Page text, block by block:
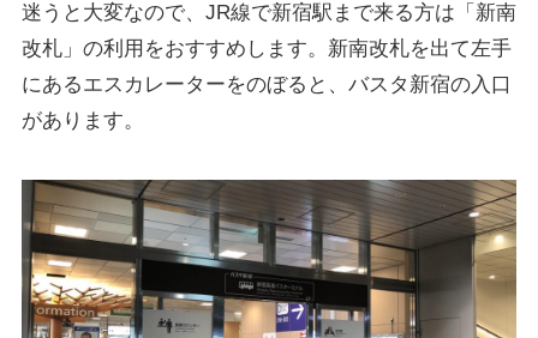
迷うと大変なので、JR線で新宿駅まで来る方は「新南
改札」の利用をおすすめします。新南改札を出て左手
にあるエスカレーターをのぼると、バスタ新宿の入口
があります。